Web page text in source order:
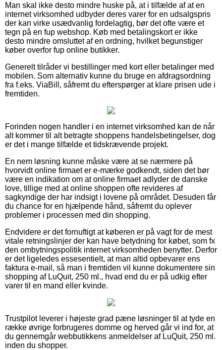
Man skal ikke desto mindre huske på, at i tilfælde af at en
internet virksomhed udbyder deres varer for en udsalgspris
der kan virke usædvanlig fordelagtig, bør det ofte være et
tegn på en fup webshop. Køb med betalingskort er ikke
desto mindre omsluttet af en ordning, hvilket begunstiger
køber overfor fup online butikker.
Generelt tilråder vi bestillinger med kort eller betalinger med
mobilen. Som alternativ kunne du bruge en afdragsordning
fra f.eks. ViaBill, såfremt du efterspørger at klare prisen ude i
fremtiden.
Forinden nogen handler i en internet virksomhed kan de når
alt kommer til alt betragte shoppens handelsbetingelser, dog
er det i mange tilfælde et tidskrævende projekt.
En nem løsning kunne måske være at se nærmere på
hvorvidt online firmaet er e-mærke godkendt, siden det bør
være en indikation om at online firmaet adlyder de danske
love, tillige med at online shoppen ofte revideres af
sagkyndige der har indsigt i lovene på området. Desuden får
du chance for en hjælpende hånd, såfremt du oplever
problemer i processen med din shopping.
Endvidere er det fornuftigt at køberen er på vagt for de mest
vitale retningslinjer der kan have betydning for købet, som fx
den ombytningspolitik internet virksomheden benytter. Derfor
er det ligeledes essesentielt, at man altid opbevarer ens
faktura e-mail, så man i fremtiden vil kunne dokumentere sin
shopping af LuQuit, 250 ml., hvad end du er på udkig efter
varer til en mand eller kvinde.
Trustpilot leverer i højeste grad pæne løsninger til at tyde en
række øvrige forbrugeres domme og herved går vi ind for, at
du gennemgår webbutikkens anmeldelser af LuQuit, 250 ml.
inden du shopper.